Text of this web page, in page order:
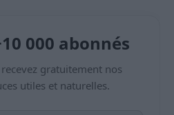
000 abonnés
gratuitement nos
utiles et naturelles.